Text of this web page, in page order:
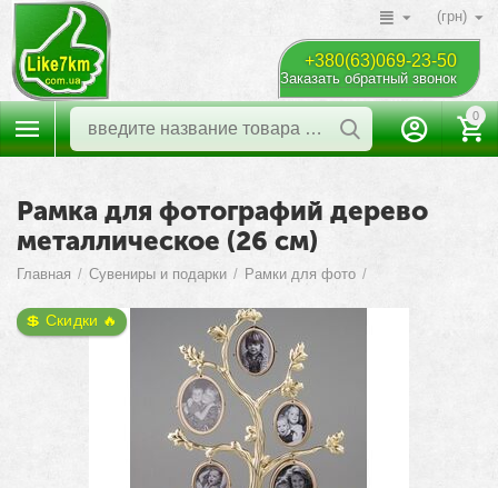
(грн)
+380(63)069-23-50
Заказать обратный звонок
0
Рамка для фотографий дерево
металлическое (26 см)
Главная / Сувениры и подарки / Рамки для фото /
💲 Скидки 🔥